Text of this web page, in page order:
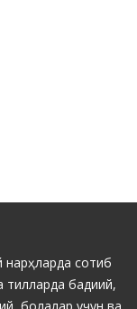
нарҳларда сотиб
тилларда бадиий,